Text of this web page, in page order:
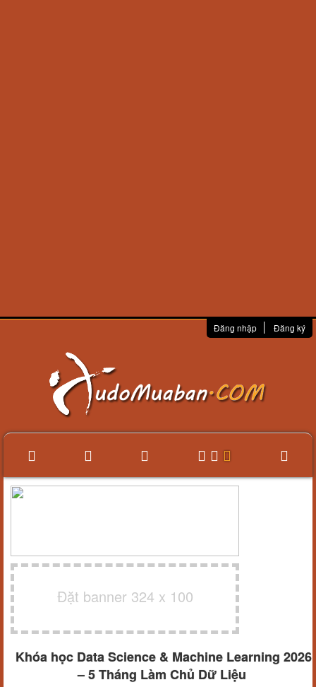
Đăng nhập Đăng ký
Đặt banner 324 x 100
Khóa học Data Science & Machine Learning 2026
– 5 Tháng Làm Chủ Dữ Liệu